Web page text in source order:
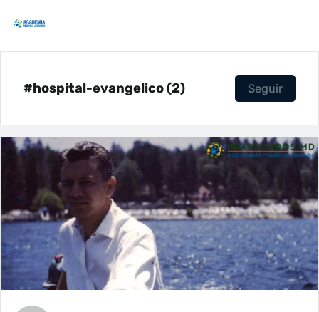
#hospital-evangelico (2) Seguir